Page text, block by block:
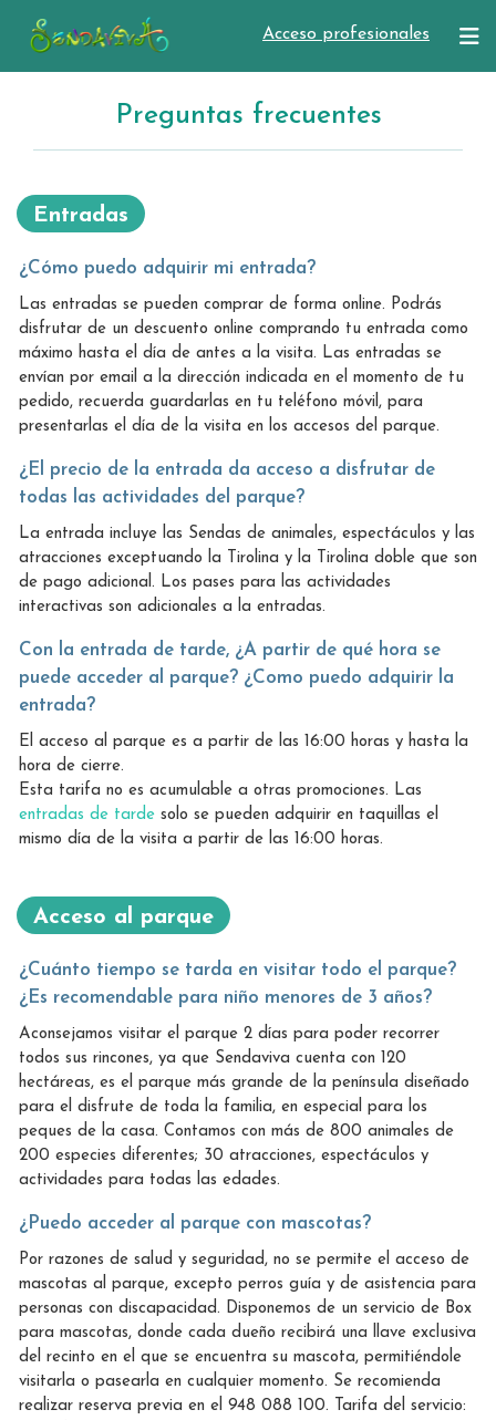
Acceso profesionales
Preguntas frecuentes
Entradas
¿Cómo puedo adquirir mi entrada?
Las entradas se pueden comprar de forma online. Podrás
disfrutar de un descuento online comprando tu entrada como
máximo hasta el día de antes a la visita. Las entradas se
envían por email a la dirección indicada en el momento de tu
pedido, recuerda guardarlas en tu teléfono móvil, para
presentarlas el día de la visita en los accesos del parque.
¿El precio de la entrada da acceso a disfrutar de
todas las actividades del parque?
La entrada incluye las Sendas de animales, espectáculos y las
atracciones exceptuando la Tirolina y la Tirolina doble que son
de pago adicional. Los pases para las actividades
interactivas son adicionales a la entradas.
Con la entrada de tarde, ¿A partir de qué hora se
puede acceder al parque? ¿Como puedo adquirir la
entrada?
El acceso al parque es a partir de las 16:00 horas y hasta la
hora de cierre.
Esta tarifa no es acumulable a otras promociones. Las
entradas de tarde solo se pueden adquirir en taquillas el
mismo día de la visita a partir de las 16:00 horas.
Acceso al parque
¿Cuánto tiempo se tarda en visitar todo el parque?
¿Es recomendable para niño menores de 3 años?
Aconsejamos visitar el parque 2 días para poder recorrer
todos sus rincones, ya que Sendaviva cuenta con 120
hectáreas, es el parque más grande de la península diseñado
para el disfrute de toda la familia, en especial para los
peques de la casa. Contamos con más de 800 animales de
200 especies diferentes; 30 atracciones, espectáculos y
actividades para todas las edades.
¿Puedo acceder al parque con mascotas?
Por razones de salud y seguridad, no se permite el acceso de
mascotas al parque, excepto perros guía y de asistencia para
personas con discapacidad. Disponemos de un servicio de Box
para mascotas, donde cada dueño recibirá una llave exclusiva
del recinto en el que se encuentra su mascota, permitiéndole
visitarla o pasearla en cualquier momento. Se recomienda
realizar reserva previa en el 948 088 100. Tarifa del servicio: